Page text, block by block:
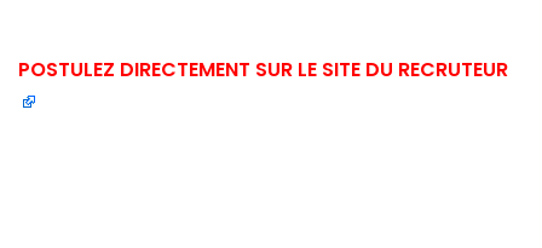
POSTULEZ DIRECTEMENT SUR LE SITE DU RECRUTEUR